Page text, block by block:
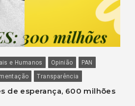
e Humanos Opinião
PAN
Transparência
de esperança, 600 milhões